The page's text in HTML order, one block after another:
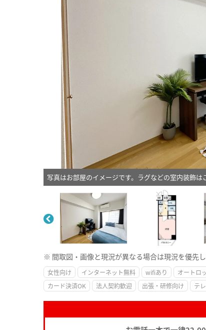
写真はお部屋のイメージです。ラグなどの室内装飾は
※ 間取図・画像と現況が異なる場合は現況を優先し
女性向け インターネット無料 wifiあり オートロ
カード決済OK
法人契約歓迎 出張・研修向け テ